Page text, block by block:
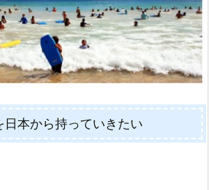
日本から持っていきたい